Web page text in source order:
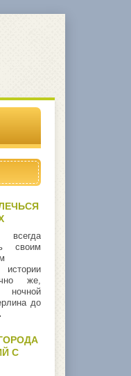
своим
истории
же,
до
С